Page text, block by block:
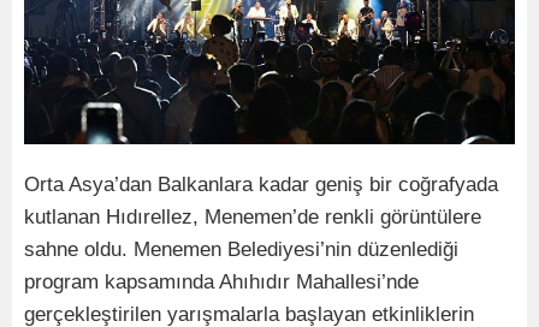
Orta Asya’dan Balkanlara kadar geniş bir coğrafyada
kutlanan Hıdırellez, Menemen’de renkli görüntülere
sahne oldu. Menemen Belediyesi’nin düzenlediği
program kapsamında Ahıhıdır Mahallesi’nde
gerçekleştirilen yarışmalarla başlayan etkinliklerin